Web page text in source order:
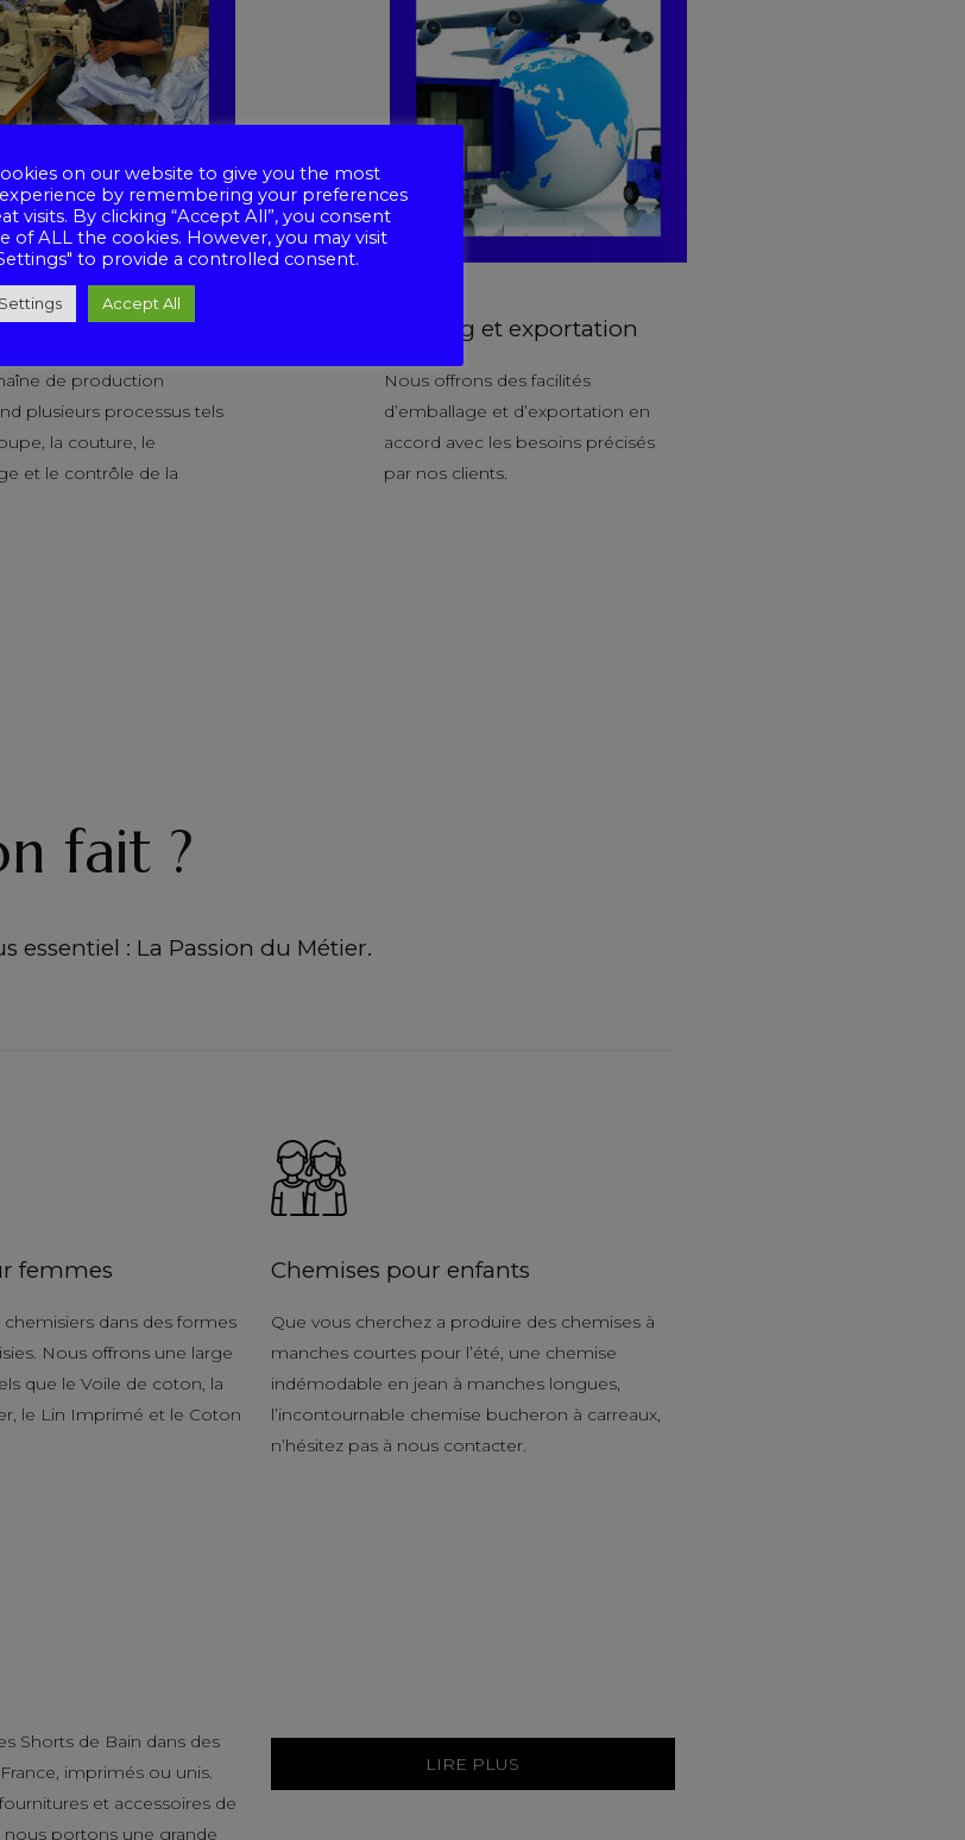
de production
plusieurs processus tels
la couture, le
et le contrôle de la
Packing et exportation
Nous offrons des facilités
d’emballage et d’exportation en
accord avec les besoins précisés
par nos clients.
fait ?
essentiel : La Passion du Métier.
femmes
chemisiers dans des formes
Nous offrons une large
que le Voile de coton, la
le Lin Imprimé et le Coton
Chemises pour enfants
Que vous cherchez a produire des chemises à
manches courtes pour l’été, une chemise
indémodable en jean à manches longues,
l’incontournable chemise bucheron à carreaux,
n’hésitez pas à nous contacter.
Shorts de Bain dans des
imprimés ou unis.
et accessoires de
portons une grande
LIRE PLUS
on our website to give you the most
by remembering your preferences
visits. By clicking “Accept All”, you consent
of ALL the cookies. However, you may visit
to provide a controlled consent.
Accept All